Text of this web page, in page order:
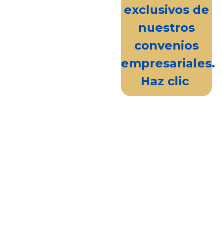
exclusivos de
nuestros
convenios
empresariales.
Haz clic